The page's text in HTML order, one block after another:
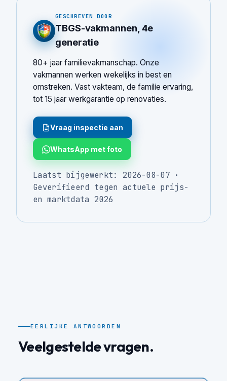
GESCHREVEN DOOR
TBGS-vakmannen, 4e
generatie
80+ jaar familievakmanschap. Onze
vakmannen werken wekelijks in best en
omstreken. Vast vakteam, de familie ervaring,
tot 15 jaar werkgarantie op renovaties.
Vraag inspectie aan
WhatsApp met foto
Laatst bijgewerkt: 2026-08-07 ·
Geverifieerd tegen actuele prijs-
en marktdata 2026
EERLIJKE ANTWOORDEN
Veelgestelde vragen.